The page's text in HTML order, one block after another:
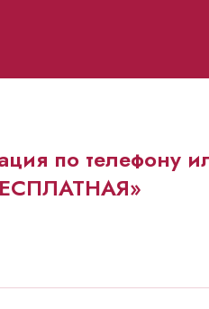
по телефону